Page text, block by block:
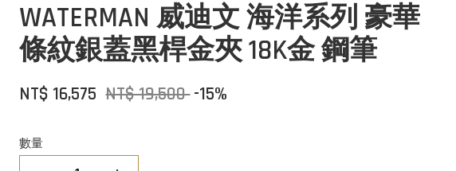
WATERMAN 威迪文 海洋系列 豪華
條紋銀蓋黑桿金夾 18K金 鋼筆
NT$ 16,575 NT$ 19,500-15%
數量